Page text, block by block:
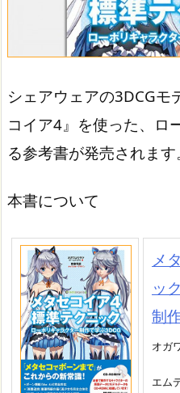
シェアウェアの3DCGモ
コイア4』を使った、ロ
る参考書が発売されます
本書について
メ
ッ
制
オガ
エム